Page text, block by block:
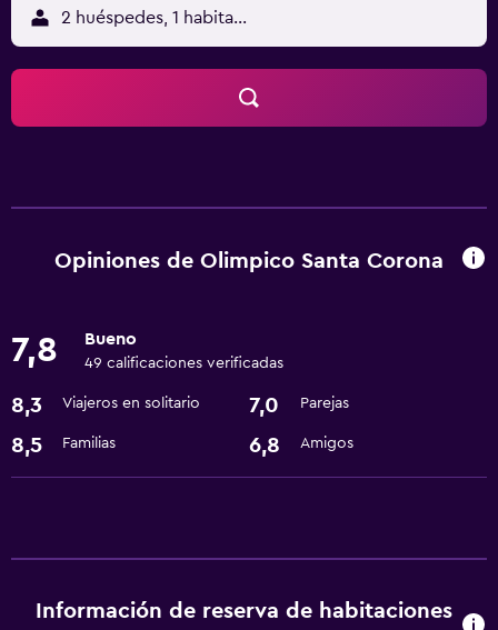
2 huéspedes, 1 habitación
Opiniones de Olimpico Santa Corona
7,8 Bueno
49 calificaciones verificadas
8,3 Viajeros en solitario 7,0 Parejas
8,5 Familias 6,8 Amigos
Información de reserva de habitaciones